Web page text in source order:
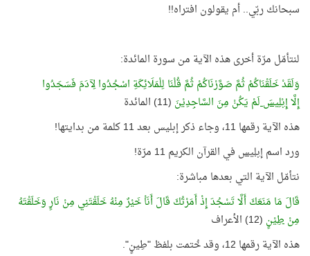
سبحانك ربّي.. أم يقولون افتراه!!
لنتأمّل مرّة أخرى هذه الآية من سورة المائدة:
وَلَقَدْ خَلَقْنَاكُمْ ثُمَّ صَوَّرْنَاكُمْ ثُمَّ قُلْنَا لِلْمَلَائِكَةِ اسْجُدُوا لِآدَمَ فَسَجَدُوا
إِلَّاإِبْلِيسَلَمْ يَكُنْ مِنَ السَّاجِدِيْنَ (11) المائدة
هذه الآية رقمها 11، وجاء ذكر إبليس بعد 11 كلمة من بدايتها!
ورد اسمإبليس في القرآن الكريم 11 مرّة!
نتأمّل الآية التي بعدها مباشرة:
قَالَ مَا مَنَعَكَ أَلَّا تَسْجُدَ إِذْ أَمَرْتُكَ قَالَ أَنَاْ خَيْرٌ مِنْهُ خَلَقْتَنِي مِنْ نَارٍ وَخَلَقْتَهُ
مِنْطِيْنٍ (12) الأعراف
هذه الآية رقمها 12، وقد خُتمت بلفظ "طِينٍ".